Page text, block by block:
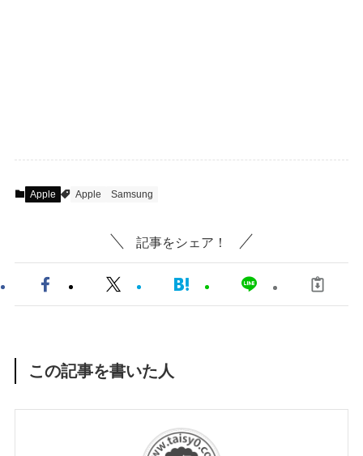
Apple Apple Samsung
記事をシェア！
この記事を書いた人